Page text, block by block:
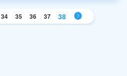
34 35 36 37 38